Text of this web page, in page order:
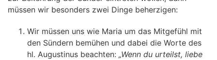
müssen wir besonders zwei Dinge beherzigen:
Wir müssen uns wie Maria um das Mitgefühl mit
den Sündern bemühen und dabei die Worte des
hl. Augustinus beachten: „Wenn du urteilst, liebe